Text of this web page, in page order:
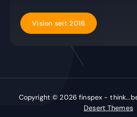
Vision seit 2016
Copyright © 2026 finspex -
Desert Themes